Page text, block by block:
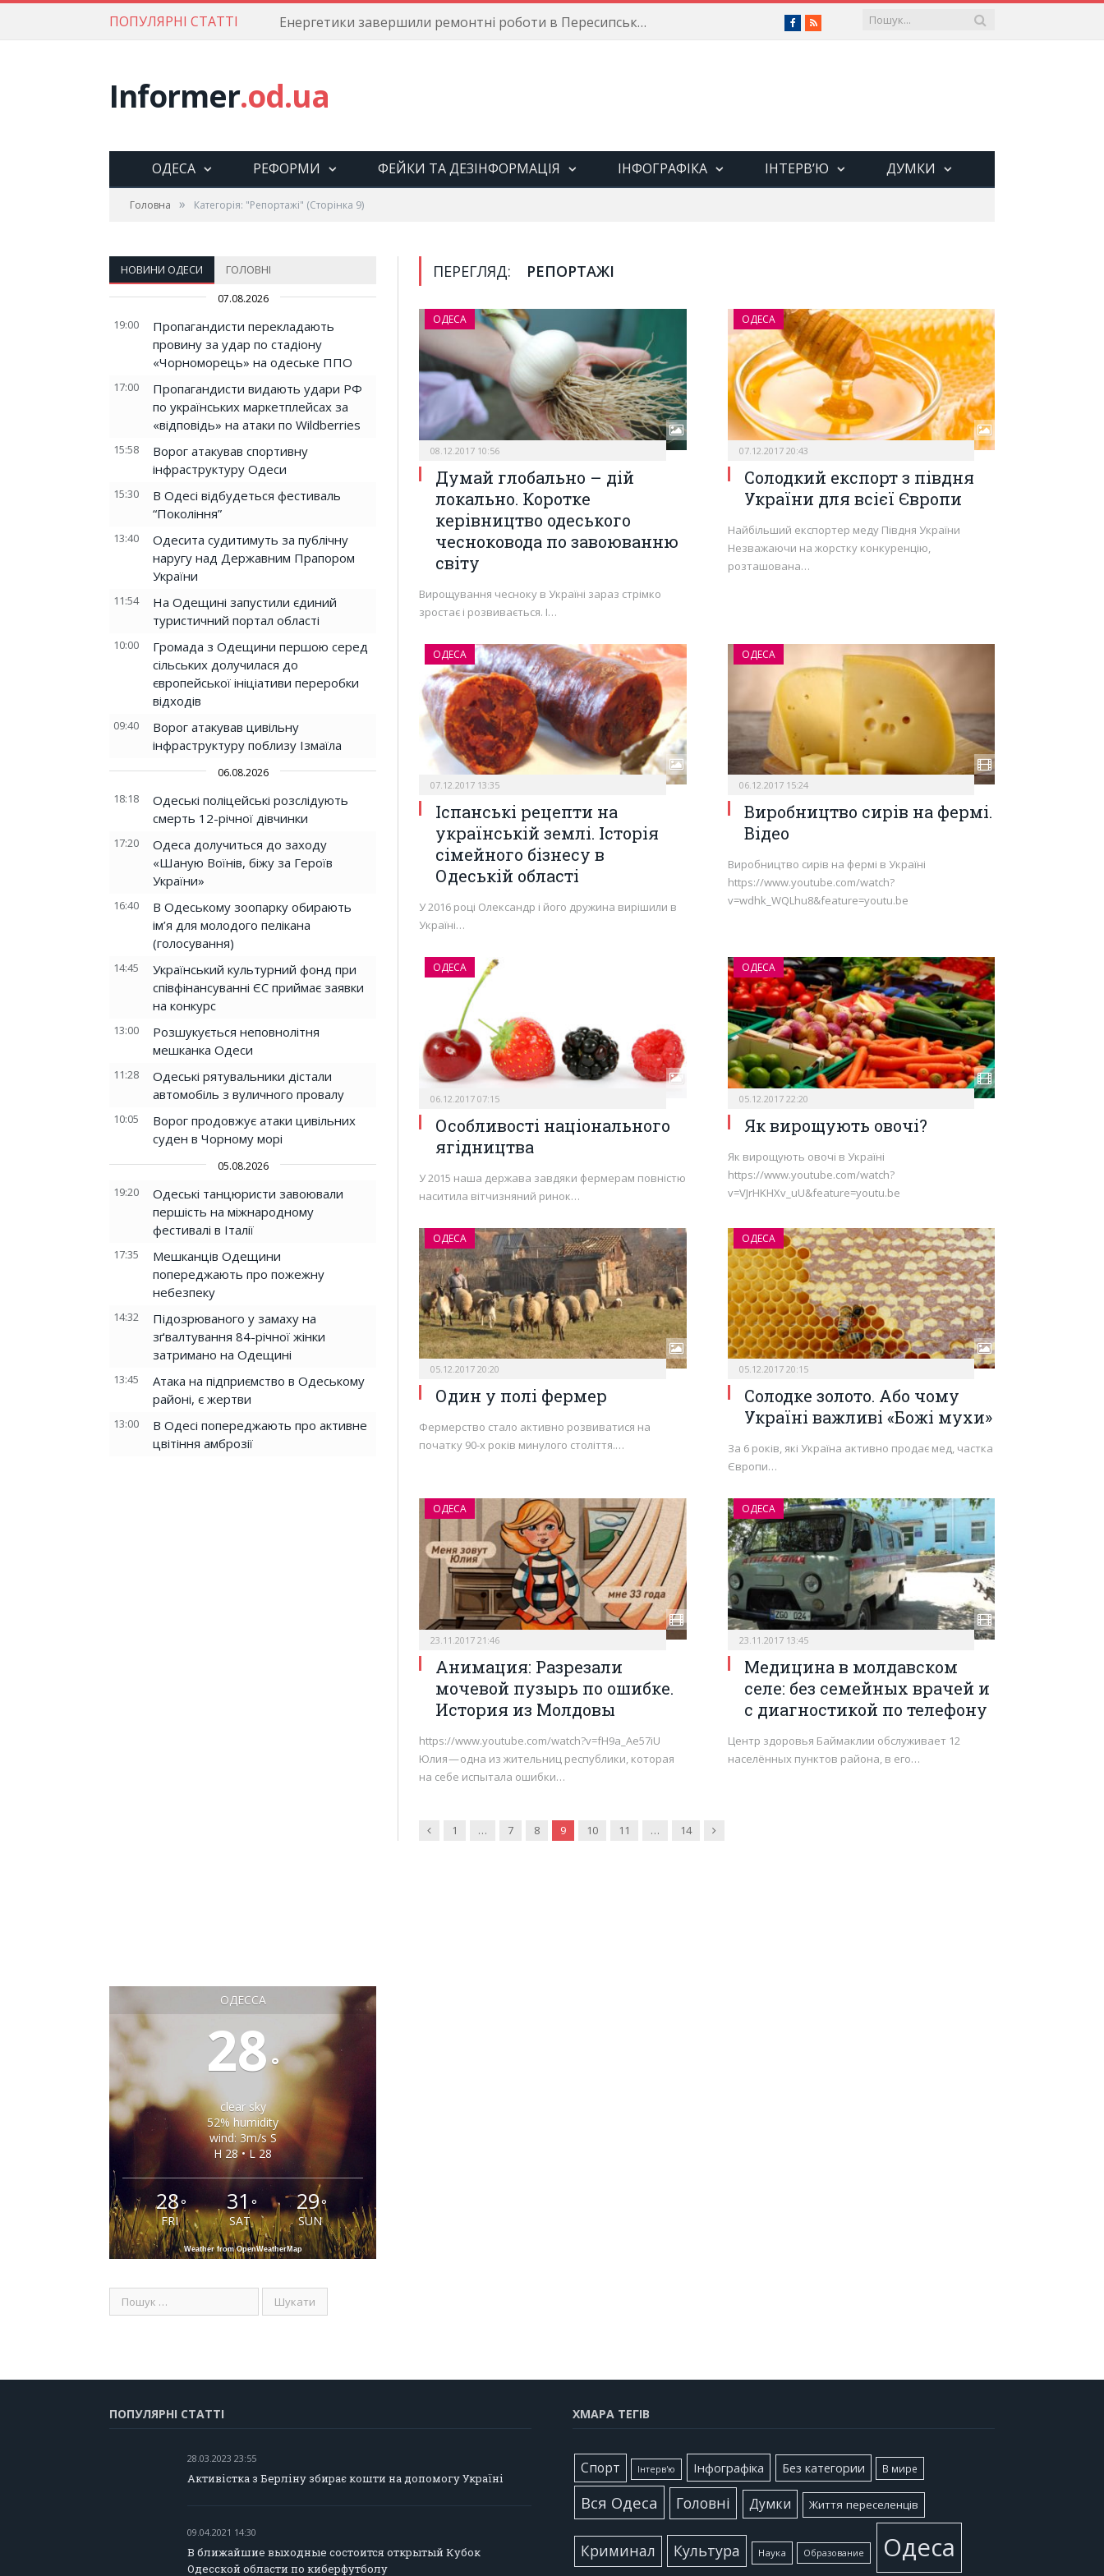
ПОПУЛЯРНІ СТАТТІ Енергетики завершили ремонтні роботи в Пересипському районі Facebook
RSS
Informer.od.ua
ОДЕСА РЕФОРМИ ФЕЙКИ ТА ДЕЗІНФОРМАЦІЯ ІНФОГРАФІКА ІНТЕРВ’Ю ДУМКИ
Головна » Категорія: "Репортажі" (Сторінка 9)
НОВИНИ ОДЕСИ ГОЛОВНІ
07.08.2026
19:00
Пропагандисти перекладають
провину за удар по стадіону
«Чорноморець» на одеське ППО
17:00
Пропагандисти видають удари РФ
по українських маркетплейсах за
«відповідь» на атаки по Wildberries
15:58
Ворог атакував спортивну
інфраструктуру Одеси
15:30
В Одесі відбудеться фестиваль
“Покоління”
13:40
Одесита судитимуть за публічну
наругу над Державним Прапором
України
11:54
На Одещині запустили єдиний
туристичний портал області
10:00
Громада з Одещини першою серед
сільських долучилася до
європейської ініціативи переробки
відходів
09:40
Ворог атакував цивільну
інфраструктуру поблизу Ізмаїла
06.08.2026
18:18
Одеські поліцейські розслідують
смерть 12-річної дівчинки
17:20
Одеса долучиться до заходу
«Шаную Воїнів, біжу за Героїв
України»
16:40
В Одеському зоопарку обирають
ім’я для молодого пелікана
(голосування)
14:45
Український культурний фонд при
співфінансуванні ЄС приймає заявки
на конкурс
13:00
Розшукується неповнолітня
мешканка Одеси
11:28
Одеські рятувальники дістали
автомобіль з вуличного провалу
10:05
Ворог продовжує атаки цивільних
суден в Чорному морі
05.08.2026
19:20
Одеські танцюристи завоювали
першість на міжнародному
фестивалі в Італії
17:35
Мешканців Одещини
попереджають про пожежну
небезпеку
14:32
Підозрюваного у замаху на
зґвалтування 84-річної жінки
затримано на Одещині
13:45
Атака на підприємство в Одеському
районі, є жертви
13:00
В Одесі попереджають про активне
цвітіння амброзії
ОДЕССА
28°
clear sky
52% humidity
wind: 3m/s S
H 28 • L 28
28°
FRI
31°
SAT
29°
SUN
Weather from OpenWeatherMap
ПЕРЕГЛЯД: РЕПОРТАЖІ
ОДЕСА
08.12.2017 10:56
Думай глобально – дій
локально. Коротке
керівництво одеського
чесноковода по завоюванню
світу
Вирощування чесноку в Україні зараз стрімко
зростає і розвивається. І…
ОДЕСА
07.12.2017 20:43
Солодкий експорт з півдня
України для всієї Європи
Найбільший експортер меду Півдня України
Незважаючи на жорстку конкуренцію,
розташована…
ОДЕСА
07.12.2017 13:35
Іспанські рецепти на
українській землі. Історія
сімейного бізнесу в
Одеській області
У 2016 році Олександр і його дружина вирішили в
Україні…
ОДЕСА
06.12.2017 15:24
Виробництво сирів на фермі.
Відео
Виробництво сирів на фермі в Україні
https://www.youtube.com/watch?
v=wdhk_WQLhu8&feature=youtu.be
ОДЕСА
06.12.2017 07:15
Особливості національного
ягідництва
У 2015 наша держава завдяки фермерам повністю
наситила вітчизняний ринок…
ОДЕСА
05.12.2017 22:20
Як вирощують овочі?
Як вирощують овочі в Україні
https://www.youtube.com/watch?
v=VJrHKHXv_uU&feature=youtu.be
ОДЕСА
05.12.2017 20:20
Один у полі фермер
Фермерство стало активно розвиватися на
початку 90-х років минулого століття.…
ОДЕСА
05.12.2017 20:15
Солодке золото. Або чому
Україні важливі «Божі мухи»
За 6 років, які Україна активно продає мед, частка
Європи…
ОДЕСА
23.11.2017 21:46
Анимация: Разрезали
мочевой пузырь по ошибке.
История из Молдовы
https://www.youtube.com/watch?v=fH9a_Ae57iU
Юлия — одна из жительниц республики, которая
на себе испытала ошибки…
ОДЕСА
23.11.2017 13:45
Медицина в молдавском
селе: без семейных врачей и
с диагностикой по телефону
Центр здоровья Баймаклии обслуживает 12
населённых пунктов района, в его…
Попередня
1 … 7 8 9 10 11 … 14 Наступна
ПОПУЛЯРНІ СТАТТІ
28.03.2023 23:55
Активістка з Берліну збирає кошти на допомогу Україні
09.04.2021 14:30
В ближайшие выходные состоится открытый Кубок
Одесской области по киберфутболу
ХМАРА ТЕГІВ
Cпорт Інтерв'ю Інфографіка Без категории В мире
Вся Одеса Головні Думки Життя переселенців
Криминал Культура Наука Образование Одеса